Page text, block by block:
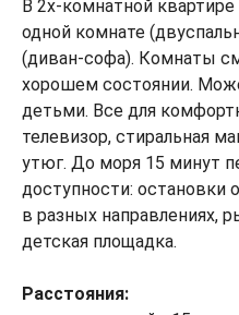
В 2х-комнатной
одной комнате
(диван-софа). Комнаты
хорошем состоянии.
детьми. Все для
телевизор, стиральная
утюг. До моря 15 минут
доступности: остановки
в разных направлениях,
детская площадка.
Расстояния: